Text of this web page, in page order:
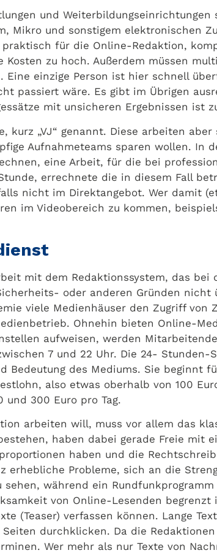
und
Mikro und sonstigem elektronischen
für die Online-Redaktion,
zu hoch. Außerdem müssen
einzige Person ist hier schnell
passiert wäre. Es gibt im Übrigen
mit unsicheren Ergebnissen ist
kurz „VJ“ genannt. Diese arbeiten
Aufnahmeteams sparen wollen. In
eine Arbeit, für die bei
errechnete die in diesem Fall
nicht im Direktangebot. Wer damit
im Videobereich zu kommen,
mit dem Redaktionssystem, das bei
oder anderen Gründen
viele Medienhäuser den Zugriff von
Ohnehin bieten Online-
aufweisen, werden
7 und 22 Uhr. Die 24-
Bedeutung des Mediums. Sie beginnt
also etwas oberhalb von 100
und 300 Euro pro Tag.
arbeiten will, muss vor allem das
haben dabei gerade Freie mit
haben und die
erhebliche Probleme, sich an die
während ein
von Online-Lesenden
(Teaser) verfassen können. Lange
durchklicken. Da die
Wer mehr als nur Texte von